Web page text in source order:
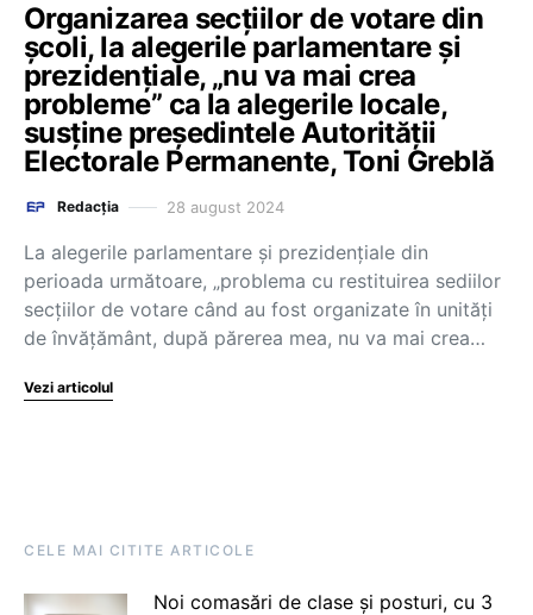
Organizarea secțiilor de votare din
școli, la alegerile parlamentare și
prezidențiale, „nu va mai crea
probleme” ca la alegerile locale,
susține președintele Autorității
Electorale Permanente, Toni Greblă
Redacția 28 august 2024
La alegerile parlamentare și prezidențiale din
perioada următoare, „problema cu restituirea sediilor
secțiilor de votare când au fost organizate în unități
de învățământ, după părerea mea, nu va mai crea…
Vezi articolul
CELE MAI CITITE ARTICOLE
Noi comasări de clase și posturi, cu 3